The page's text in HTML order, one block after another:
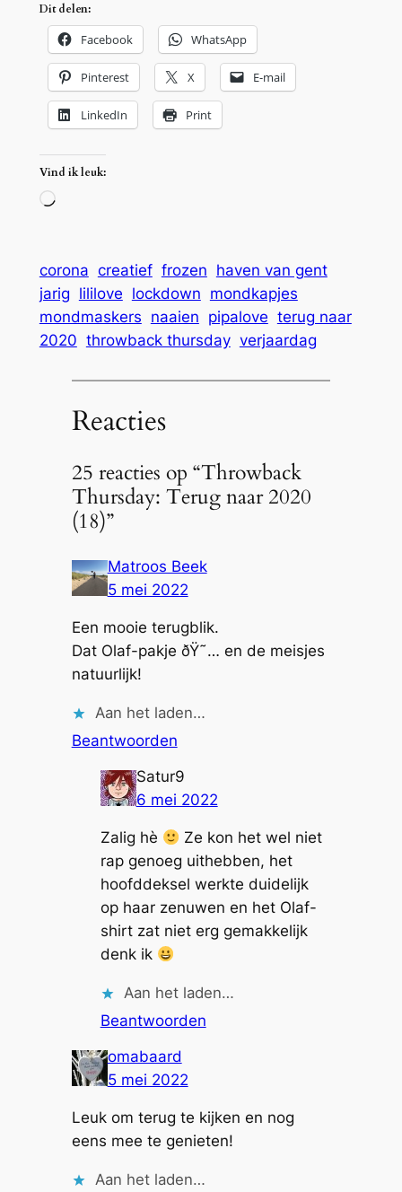
Dit delen:
Facebook WhatsApp
Pinterest X E-mail
LinkedIn Print
Vind ik leuk:
Aan
corona creatief frozen haven van gent
jarig lililove lockdown mondkapjes
mondmaskers naaien pipalove terug naar
2020 throwback thursday verjaardag
Reacties
25 reacties op “Throwback
Thursday: Terug naar 2020
(18)”
Matroos Beek
5 mei 2022
Een mooie terugblik.
Dat Olaf-pakje ðŸ˜… en de meisjes
natuurlijk!
Aan het laden…
Beantwoorden
Satur9
6 mei 2022
Zalig hè
Ze kon het wel niet
rap genoeg uithebben, het
hoofddeksel werkte duidelijk
op haar zenuwen en het Olaf-
shirt zat niet erg gemakkelijk
denk ik
Aan het laden…
Beantwoorden
omabaard
5 mei 2022
Leuk om terug te kijken en nog
eens mee te genieten!
Aan het laden…